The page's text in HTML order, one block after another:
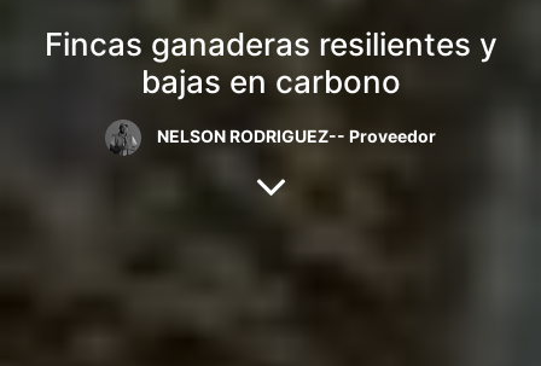
Fincas ganaderas resilientes y
bajas en carbono
NELSON RODRIGUEZ-- Proveedor